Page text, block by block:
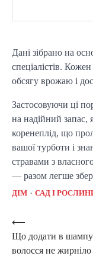
Дані зібрано на
спеціалістів.
обсягу врожаю і
Застосовуючи ці
на надійний
коренеплід, що
вашої турботи і
стравами з
— разом легше
ДІМ САД І
Post
navigation
⟵
Що додати в
волосся не жирніло